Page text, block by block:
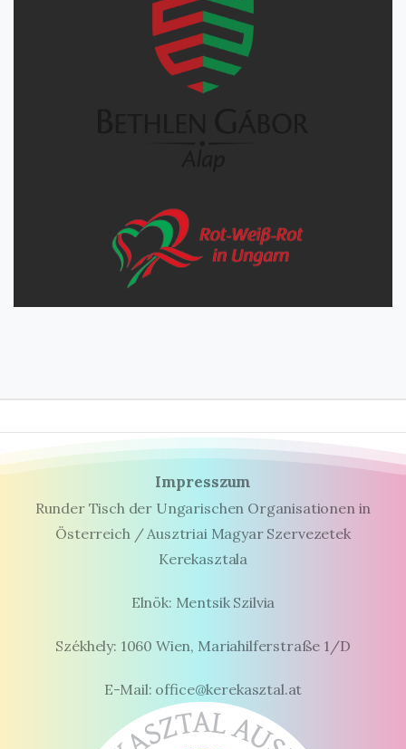
Impresszum
Runder Tisch der Ungarischen Organisationen in
Österreich / Ausztriai Magyar Szervezetek
Kerekasztala
Elnök: Mentsik Szilvia
Székhely: 1060 Wien, Mariahilferstraße 1/D
E-Mail: office@kerekasztal.at